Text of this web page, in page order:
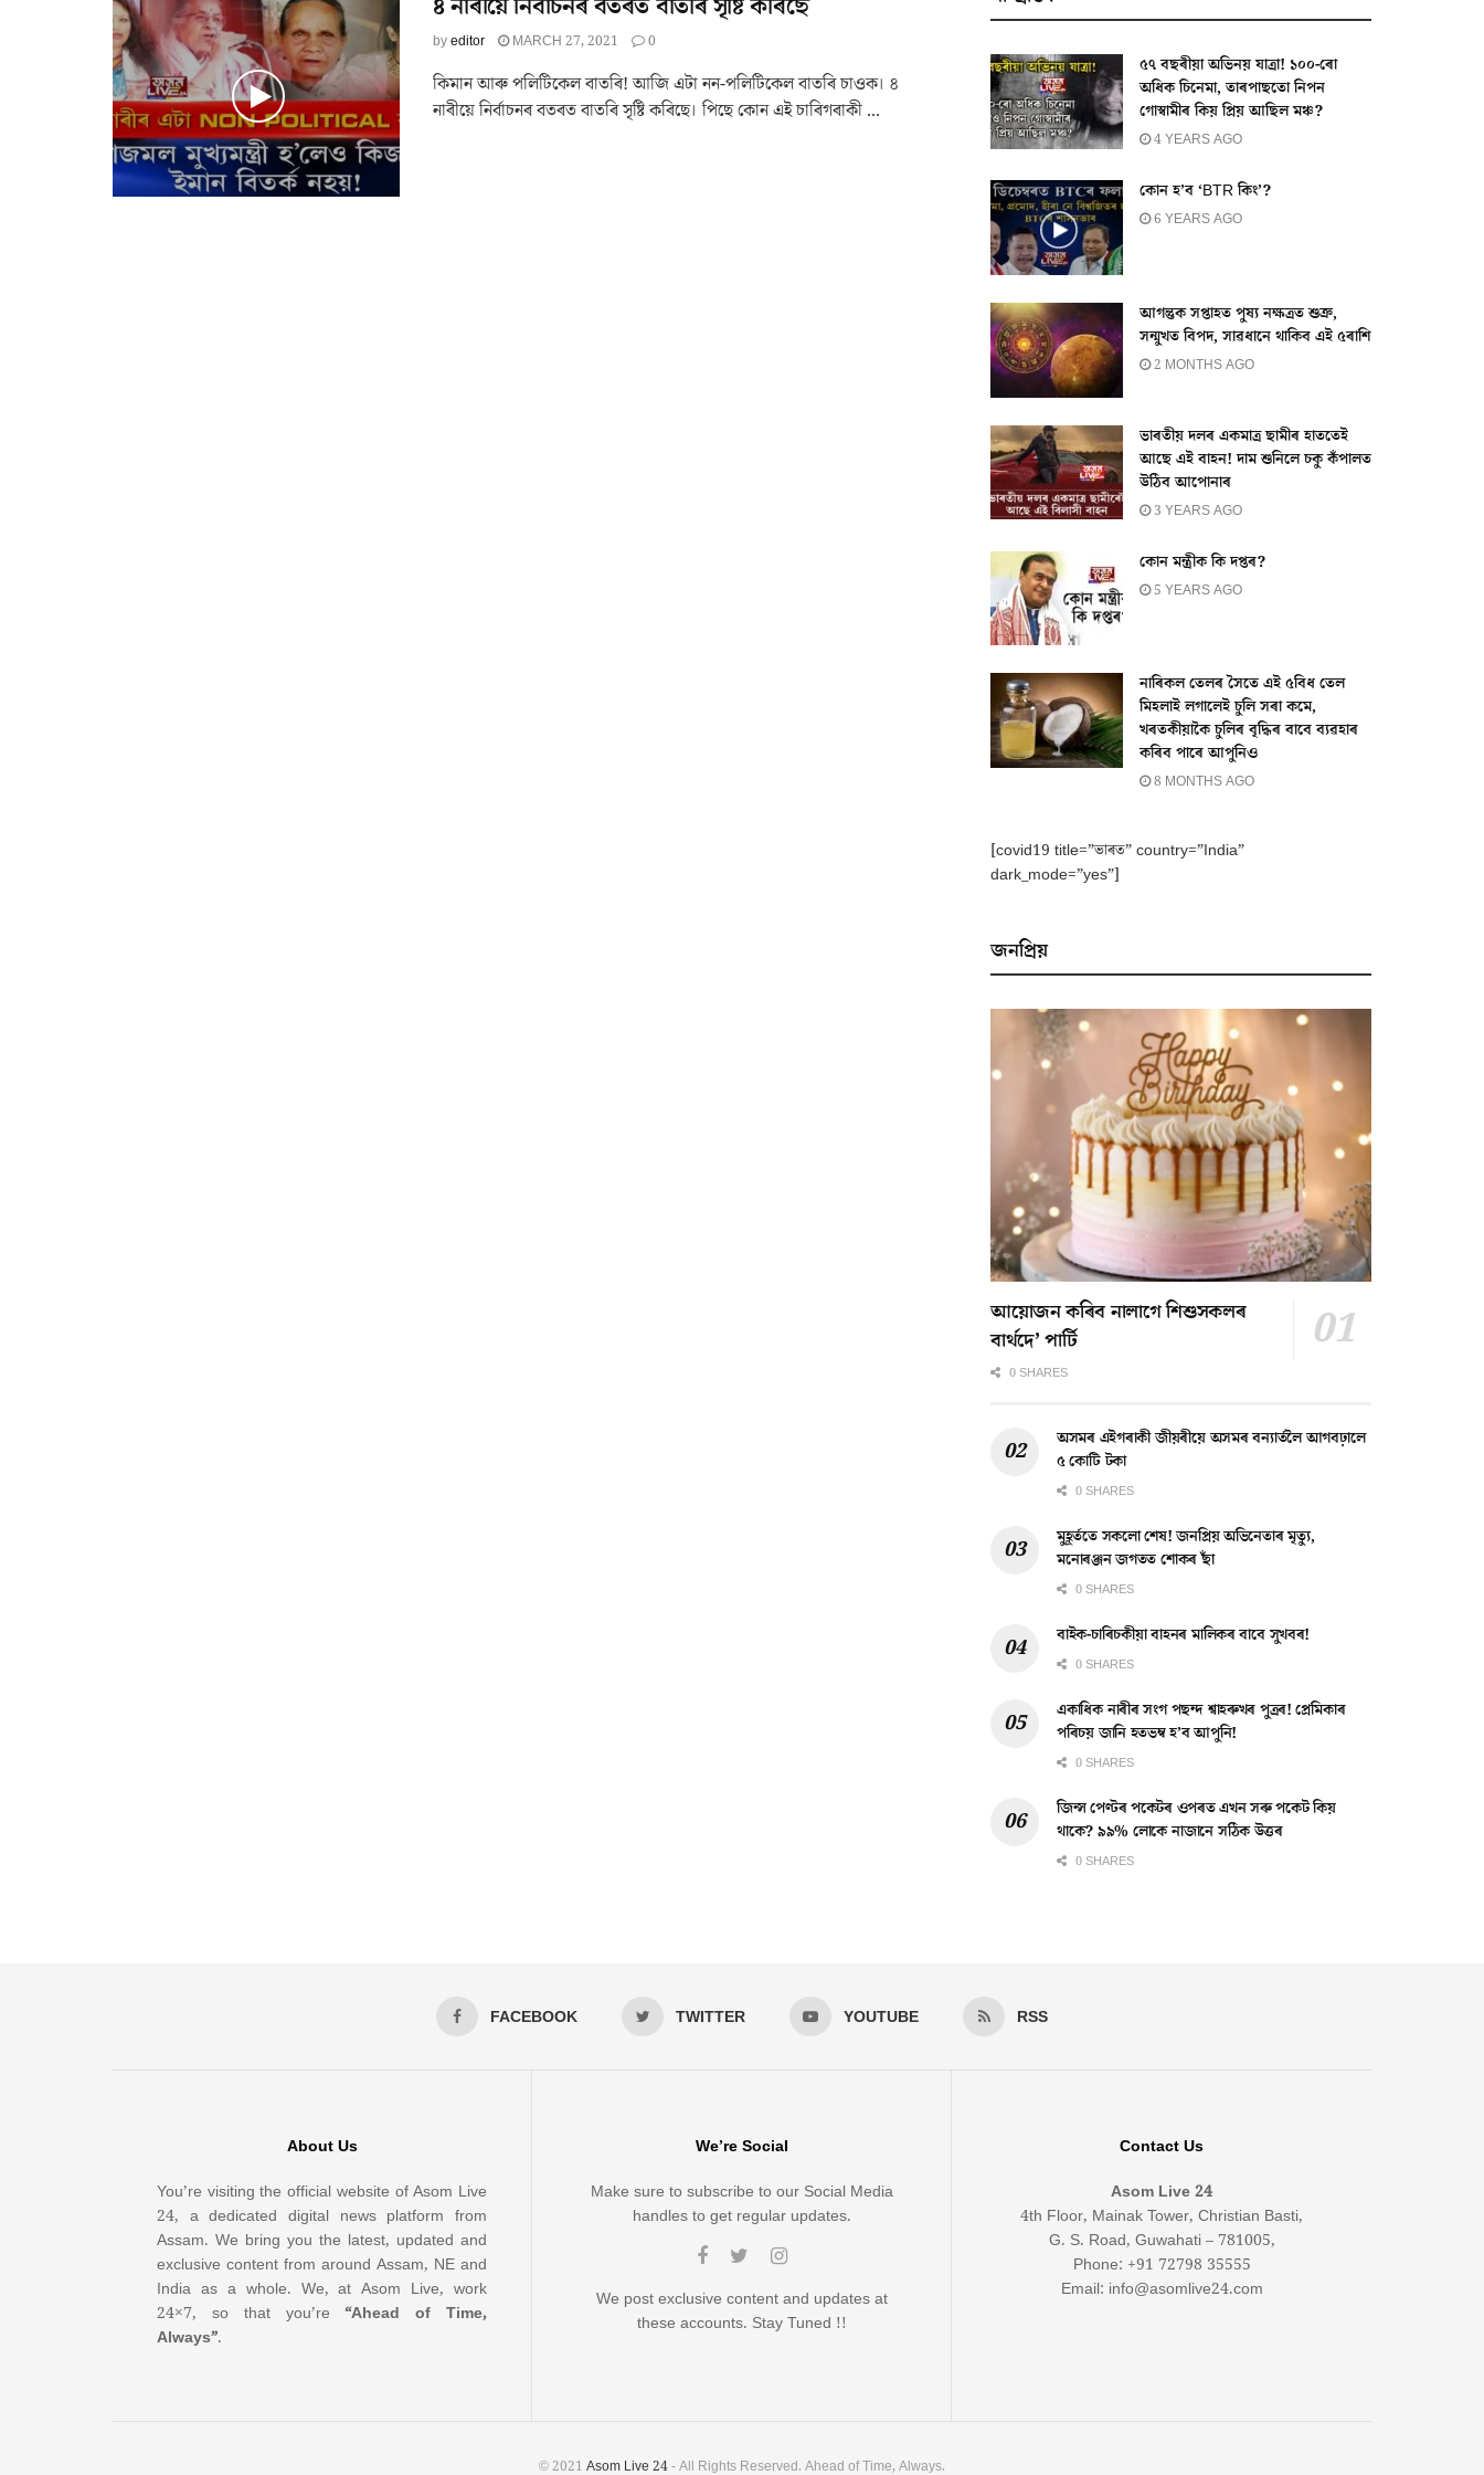
৪ নাৰীয়ে নিৰ্বাচনৰ বতৰত বাতৰি সৃষ্টি কৰিছে
byeditor MARCH 27, 2021 0
কিমান আৰু পলিটিকেল বাতৰি! আজি এটা নন-পলিটিকেল বাতৰি চাওক। ৪
নাৰীয়ে নিৰ্বাচনৰ বতৰত বাতৰি সৃষ্টি কৰিছে। পিছে কোন এই চাৰিগৰাকী ...
৫৭ বছৰীয়া অভিনয় যাত্ৰা! ১০০-ৰো
অধিক চিনেমা, তাৰপাছতো নিপন
গোস্বামীৰ কিয় প্ৰিয় আছিল মঞ্চ?
4 YEARS AGO
কোন হ’ব ‘BTR কিং’?
6 YEARS AGO
আগন্তুক সপ্তাহত পুষ্য নক্ষত্ৰত শুক্ৰ,
সন্মুখত বিপদ, সাৱধানে থাকিব এই ৫ৰাশি
2 MONTHS AGO
ভাৰতীয় দলৰ একমাত্ৰ ছামীৰ হাততেই
আছে এই বাহন! দাম শুনিলে চকু কঁপালত
উঠিব আপোনাৰ
3 YEARS AGO
কোন মন্ত্ৰীক কি দপ্তৰ?
5 YEARS AGO
নাৰিকল তেলৰ সৈতে এই ৫বিধ তেল
মিহলাই লগালেই চুলি সৰা কমে,
খৰতকীয়াকৈ চুলিৰ বৃদ্ধিৰ বাবে ব্যৱহাৰ
কৰিব পাৰে আপুনিও
8 MONTHS AGO
[covid19 title=”ভাৰত” country=”India”
dark_mode=”yes”]
জনপ্ৰিয়
আয়োজন কৰিব নালাগে শিশুসকলৰ
বাৰ্থদে’ পাৰ্টি
0 SHARES
অসমৰ এইগৰাকী জীয়ৰীয়ে অসমৰ বন্যাৰ্তলৈ আগবঢ়ালে
৫ কোটি টকা
0 SHARES
মুহূৰ্ততে সকলো শেষ! জনপ্ৰিয় অভিনেতাৰ মৃত্যু,
মনোৰঞ্জন জগতত শোকৰ ছাঁ
0 SHARES
বাইক-চাৰিচকীয়া বাহনৰ মালিকৰ বাবে সুখবৰ!
0 SHARES
একাধিক নাৰীৰ সংগ পছন্দ শ্বাহৰুখৰ পুত্ৰৰ! প্ৰেমিকাৰ
পৰিচয় জানি হতভম্ব হ’ব আপুনি!
0 SHARES
জিন্স পেণ্টৰ পকেটৰ ওপৰত এখন সৰু পকেট কিয়
থাকে? ৯৯% লোকে নাজানে সঠিক উত্তৰ
0 SHARES
FACEBOOK TWITTER YOUTUBE RSS
About Us
You’re visiting the official website of Asom Live
24, a dedicated digital news platform from
Assam. We bring you the latest, updated and
exclusive content from around Assam, NE and
India as a whole. We, at Asom Live, work
24×7, so that you’re“Ahead of Time,
Always”.
We’re Social
Make sure to subscribe to our Social Media
handles to get regular updates.
We post exclusive content and updates at
these accounts. Stay Tuned !!
Contact Us
Asom Live 24
4th Floor, Mainak Tower, Christian Basti,
G. S. Road, Guwahati – 781005,
Phone: +91 72798 35555
Email: info@asomlive24.com
© 2021 Asom Live 24- All Rights Reserved. Ahead of Time, Always.